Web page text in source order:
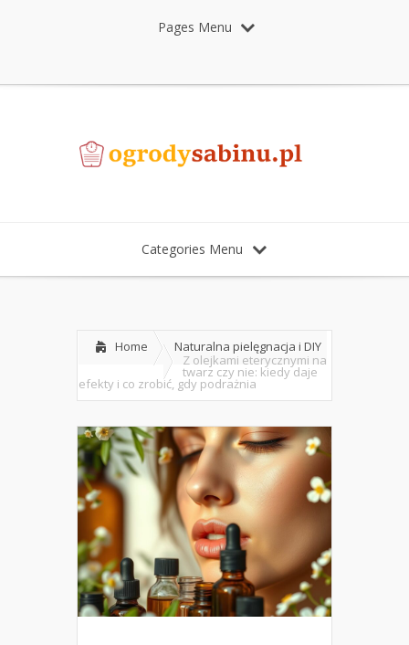
Pages Menu
Categories Menu
Home
Naturalna pielęgnacja i DIY
Z olejkami eterycznymi na
twarz czy nie: kiedy daje
efekty i co zrobić, gdy podrażnia